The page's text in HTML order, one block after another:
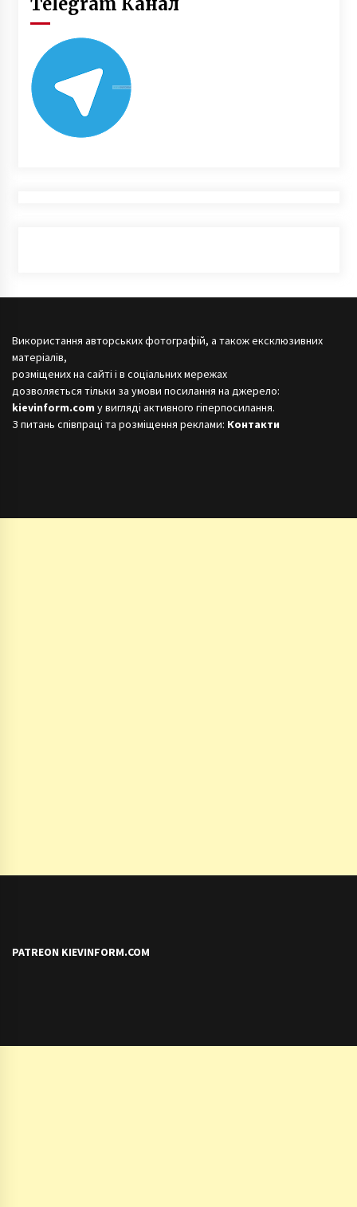
Використання авторських фотографій, а також ексклюзивних
матеріалів,
розміщених на сайті і в соціальних мережах
дозволяється тільки за умови посилання на джерело:
kievinform.com у вигляді активного гіперпосилання.
З питань співпраці та розміщення реклами: Контакти
PATREON KIEVINFORM.COM